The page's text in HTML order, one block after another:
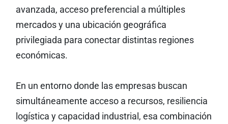
avanzada, acceso preferencial a múltiples
mercados y una ubicación geográfica
privilegiada para conectar distintas regiones
económicas.
En un entorno donde las empresas buscan
simultáneamente acceso a recursos, resiliencia
logística y capacidad industrial, esa combinación